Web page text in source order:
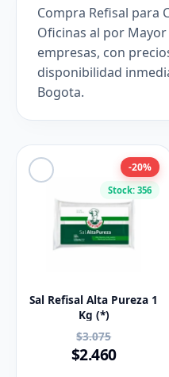
Compra Refisal para
Oficinas al por
empresas, con
disponibilidad
Bogota.
Stock: 356
-20%
Sal Refisal Alta Pureza 1
Kg (*)
$3.075
$2.460